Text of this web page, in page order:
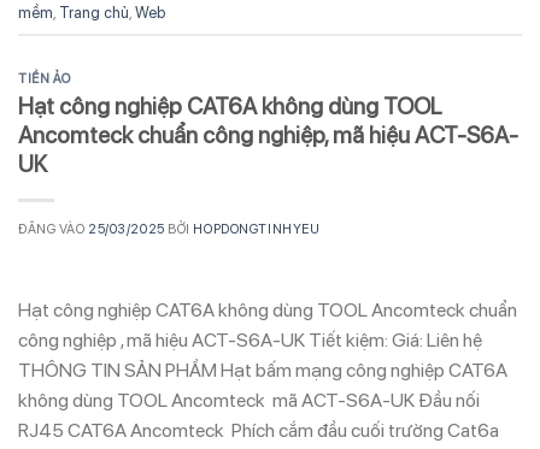
mềm Trang chủ Web
TIỀN ẢO
Hạt công nghiệp CAT6A không dùng TOOL
Ancomteck chuẩn công nghiệp, mã hiệu ACT-S6A-
UK
ĐĂNG VÀO 25/03/2025 BỞI HOPDONGTINHYEU
Hạt công nghiệp CAT6A không dùng TOOL Ancomteck chuẩn
công nghiệp , mã hiệu ACT-S6A-UK Tiết kiệm: Giá: Liên hệ
THÔNG TIN SẢN PHẨM Hạt bấm mạng công nghiệp CAT6A
không dùng TOOL Ancomteck mã ACT-S6A-UK Đầu nối
RJ45 CAT6A Ancomteck Phích cắm đầu cuối trường Cat6a